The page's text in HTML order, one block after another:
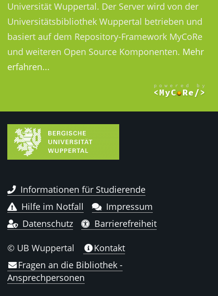
Universität Wuppertal. Der Server wird von der
Universitätsbibliothek Wuppertal betrieben und
basiert auf dem Repository-Framework MyCoRe
und weiteren Open Source Komponenten. Mehr
erfahren...
Informationen für Studierende
Hilfe im Notfall
Impressum
Datenschutz
Barrierefreiheit
© UB Wuppertal
Kontakt
Fragen an die Bibliothek -
Ansprechpersonen